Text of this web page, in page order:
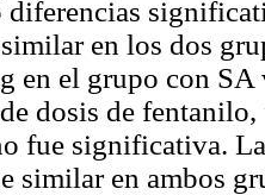
diferencias
en los dos
en el grupo con SA
dosis de fentanilo,
fue significativa.
similar en ambos